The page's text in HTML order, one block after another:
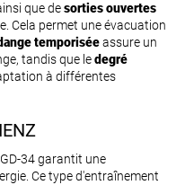
que desorties ouvertes
Cela permet une évacuation
temporiséeassure un
tandis que ledegré
à différentes
34 garantit une
Ce type d'entraînement